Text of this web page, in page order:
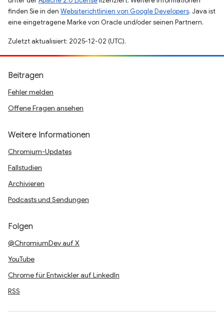
finden Sie in den Websiterichtlinien von Google Developers. Java ist
eine eingetragene Marke von Oracle und/oder seinen Partnern.
Zuletzt aktualisiert: 2025-12-02 (UTC).
Beitragen
Fehler melden
Offene Fragen ansehen
Weitere Informationen
Chromium-Updates
Fallstudien
Archivieren
Podcasts und Sendungen
Folgen
@ChromiumDev auf X
YouTube
Chrome für Entwickler auf LinkedIn
RSS